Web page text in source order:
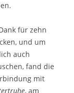
für zehn
und um
auch
fand die
mit
, am